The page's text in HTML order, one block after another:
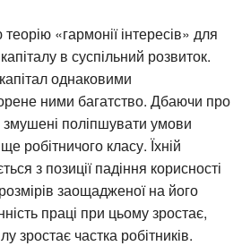
«гармонії інтересів» для
в суспільний розвиток.
однаковими
ними багатство. Дбаючи про
змушені поліпшувати умови
робітничого класу. Їхній
з позиції падіння корисності
заощадженої на його
праці при цьому зростає,
зростає частка робітників.